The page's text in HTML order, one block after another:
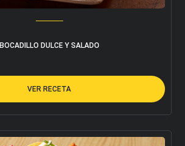
BOCADILLO DULCE Y SALADO
VER RECETA